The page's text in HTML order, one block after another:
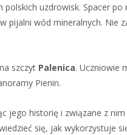
polskich uzdrowisk. Spacer
wód mineralnych. Nie
szczyt Palenica. Uczniowie
Pienin.
jego historię i związane z
się, jak wykorzystuje